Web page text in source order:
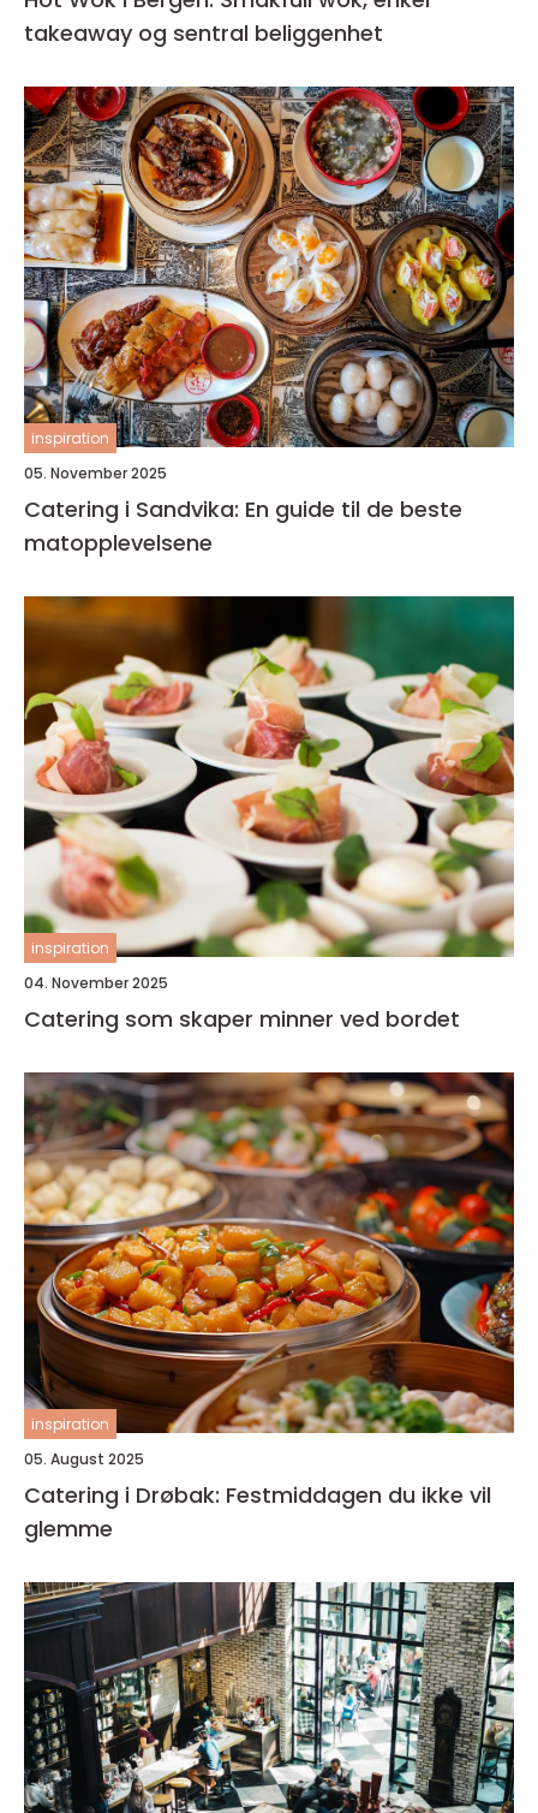
takeaway og sentral beliggenhet
inspiration
05. November 2025
Catering i Sandvika: En guide til de beste
matopplevelsene
inspiration
04. November 2025
Catering som skaper minner ved bordet
inspiration
05. August 2025
Catering i Drøbak: Festmiddagen du ikke vil
glemme